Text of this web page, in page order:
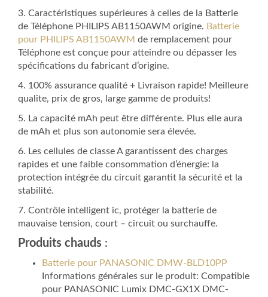
3. Caractéristiques supérieures à celles de la Batterie
de Téléphone PHILIPS AB1150AWM origine. Batterie
pour PHILIPS AB1150AWM de remplacement pour
Téléphone est conçue pour atteindre ou dépasser les
spécifications du fabricant d’origine.
4. 100% assurance qualité + Livraison rapide! Meilleure
qualite, prix de gros, large gamme de produits!
5. La capacité mAh peut être différente. Plus elle aura
de mAh et plus son autonomie sera élevée.
6. Les cellules de classe A garantissent des charges
rapides et une faible consommation d’énergie: la
protection intégrée du circuit garantit la sécurité et la
stabilité.
7. Contrôle intelligent ic, protéger la batterie de
mauvaise tension, court – circuit ou surchauffe.
Produits chauds :
Batterie pour PANASONIC DMW-BLD10PP
Informations générales sur le produit: Compatible
pour PANASONIC Lumix DMC-GX1X DMC-